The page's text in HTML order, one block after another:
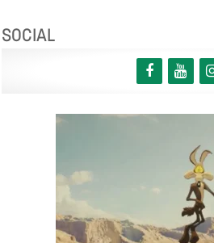
SOCIAL